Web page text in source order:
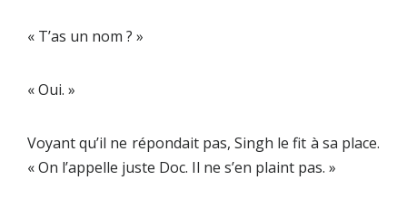
« T’as un nom ? »
« Oui. »
Voyant qu’il ne répondait pas, Singh le fit à sa place.
« On l’appelle juste Doc. Il ne s’en plaint pas. »